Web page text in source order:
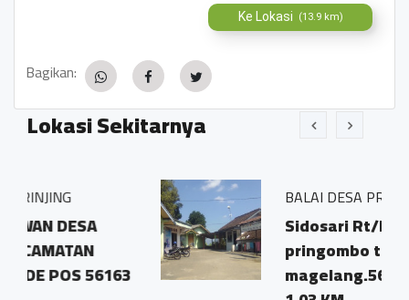
Ke Lokasi (13.9 km)
Bagikan:
Lokasi Sekitarnya
BALAI DESA PRINGOMBO
Sidosari Rt/Rw 01/01
pringombo tempuran
magelang.56161